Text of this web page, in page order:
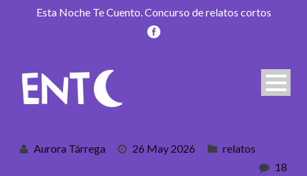
Esta Noche Te Cuento. Concurso de relatos cortos
Aurora Tárrega 26 May 2026
relatos
18